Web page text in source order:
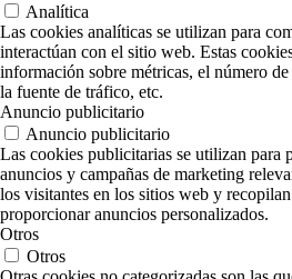
Analítica
Las cookies analíticas se utilizan para
interactúan con el sitio web. Estas
información sobre métricas, el número
la fuente de tráfico, etc.
Anuncio publicitario
Anuncio publicitario
Las cookies publicitarias se utilizan para
anuncios y campañas de marketing
los visitantes en los sitios web y
proporcionar anuncios personalizados.
Otros
Otros